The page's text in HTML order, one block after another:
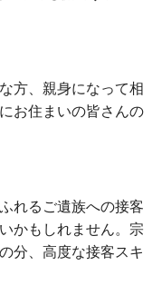
方、親身になって相
お住まいの皆さんの
れるご遺族への接客
かもしれません。宗
分、高度な接客スキ